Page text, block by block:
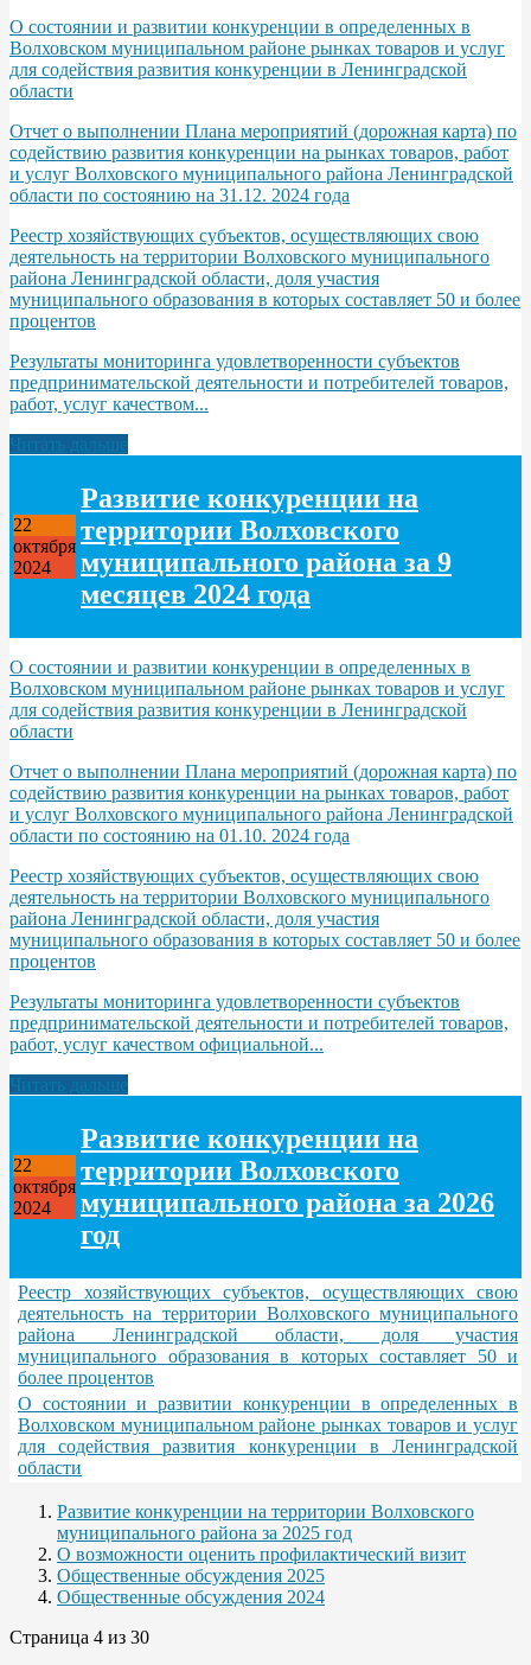
О состоянии и развитии конкуренции в определенных в
Волховском муниципальном районе рынках товаров и услуг
для содействия развития конкуренции в Ленинградской
области
Отчет о выполнении Плана мероприятий (дорожная карта) по
содействию развития конкуренции на рынках товаров, работ
и услуг Волховского муниципального района Ленинградской
области по состоянию на 31.12. 2024 года
Реестр хозяйствующих субъектов, осуществляющих свою
деятельность на территории Волховского муниципального
района Ленинградской области, доля участия
муниципального образования в которых составляет 50 и более
процентов
Результаты мониторинга удовлетворенности субъектов
предпринимательской деятельности и потребителей товаров,
работ, услуг качеством...
Читать дальше
22
октября
2024
Развитие конкуренции на
территории Волховского
муниципального района за 9
месяцев 2024 года
О состоянии и развитии конкуренции в определенных в
Волховском муниципальном районе рынках товаров и услуг
для содействия развития конкуренции в Ленинградской
области
Отчет о выполнении Плана мероприятий (дорожная карта) по
содействию развития конкуренции на рынках товаров, работ
и услуг Волховского муниципального района Ленинградской
области по состоянию на 01.10. 2024 года
Реестр хозяйствующих субъектов, осуществляющих свою
деятельность на территории Волховского муниципального
района Ленинградской области, доля участия
муниципального образования в которых составляет 50 и более
процентов
Результаты мониторинга удовлетворенности субъектов
предпринимательской деятельности и потребителей товаров,
работ, услуг качеством официальной...
Читать дальше
22
октября
2024
Развитие конкуренции на
территории Волховского
муниципального района за 2026
год
Реестр хозяйствующих субъектов, осуществляющих свою
деятельность на территории Волховского муниципального
района Ленинградской области, доля участия
муниципального образования в которых составляет 50 и
более процентов
О состоянии и развитии конкуренции в определенных в
Волховском муниципальном районе рынках товаров и услуг
для содействия развития конкуренции в Ленинградской
области
Развитие конкуренции на территории Волховского
муниципального района за 2025 год
О возможности оценить профилактический визит
Общественные обсуждения 2025
Общественные обсуждения 2024
Страница 4 из 30